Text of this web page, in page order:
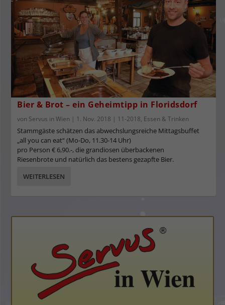
Bier & Brot – ein Geheimtipp in Floridsdorf
von Servus in Wien | 1. Nov. 2018 | 11-2018, Essen & Trinken
Stammgäste schätzen das abwechslungsreiche Mittagsbuffet
„all you can eat“ (Mo-Do, 11.30-14 Uhr)
pro Person € 6,90.-, die grandiosen überbackenen
Riesenbrote und natürlich das bestens gezapfte Bier.
WEITERLESEN